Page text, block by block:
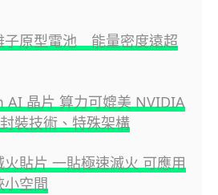
子原型電池 能量密度遠超
AI 晶片 算力可媲美 NVIDIA
裝技術、特殊架構
貼片 一貼極速滅火 可應用
小空間